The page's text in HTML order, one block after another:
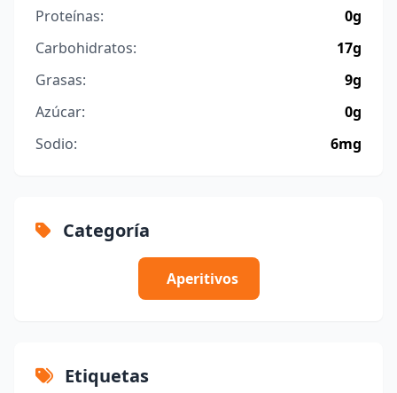
Proteínas:
0g
Carbohidratos:
17g
Grasas:
9g
Azúcar:
0g
Sodio:
6mg
Categoría
Aperitivos
Etiquetas